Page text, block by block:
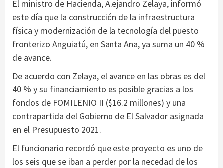
El ministro de Hacienda, Alejandro Zelaya, informó
este día que la construcción de la infraestructura
física y modernización de la tecnología del puesto
fronterizo Anguiatú, en Santa Ana, ya suma un 40 %
de avance.
De acuerdo con Zelaya, el avance en las obras es del
40 % y su financiamiento es posible gracias a los
fondos de FOMILENIO II ($16.2 millones) y una
contrapartida del Gobierno de El Salvador asignada
en el Presupuesto 2021.
El funcionario recordó que este proyecto es uno de
los seis que se iban a perder por la necedad de los